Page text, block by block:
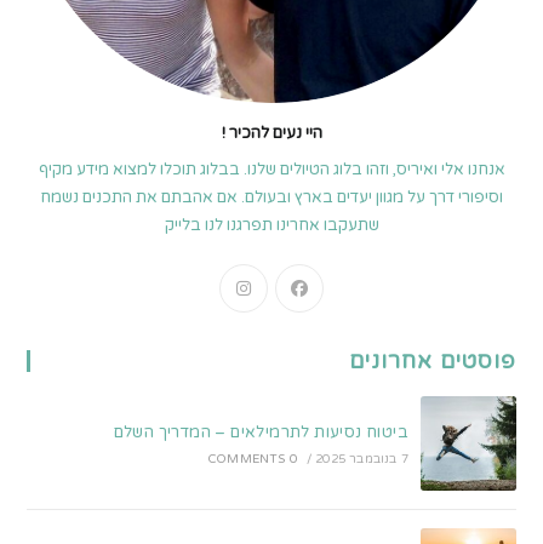
היי נעים להכיר !
אנחנו אלי ואיריס, וזהו בלוג הטיולים שלנו. בבלוג תוכלו למצוא מידע מקיף
וסיפורי דרך על מגוון יעדים בארץ ובעולם. אם אהבתם את התכנים נשמח
שתעקבו אחרינו תפרגנו לנו בלייק
Opens
פוסטים אחרונים
ביטוח נסיעות לתרמילאים – המדריך השלם
7 בנובמבר 2025 /
0 COMMENTS